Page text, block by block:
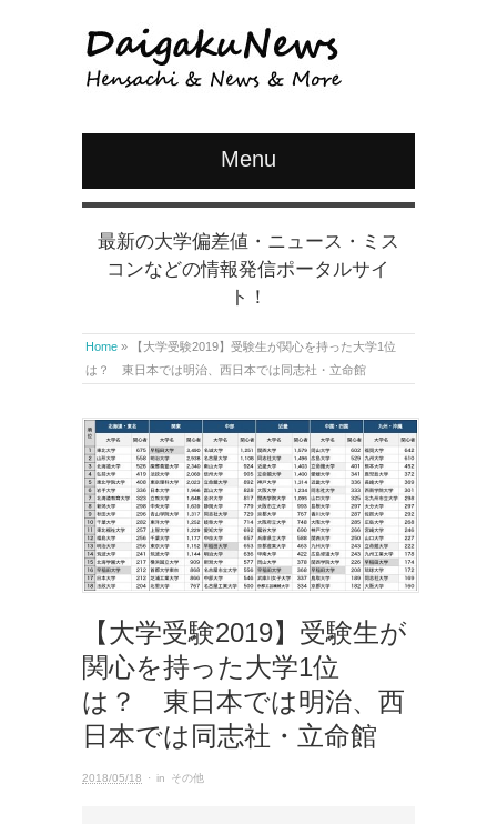
Menu
最新の大学偏差値・ニュース・ミス
コンなどの情報発信ポータルサイ
ト！
Home »
【大学受験2019】受験生が関心を持った大学1位
は？ 東日本では明治、西日本では同志社・立命館
【大学受験2019】受験生が
関心を持った大学1位
は？ 東日本では明治、西
日本では同志社・立命館
2018/05/18 · in その他